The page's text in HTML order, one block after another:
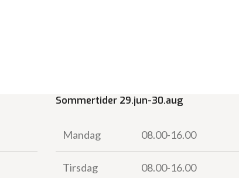
Sommertider 29.jun-30.aug
Mandag 08.00-16.00
Tirsdag 08.00-16.00